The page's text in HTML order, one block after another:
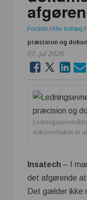
Forside /Alle indlæg /
præcision og
07. jul 2026
dokumentation er
Insatech – I
det afgørende at
Det gælder ikke